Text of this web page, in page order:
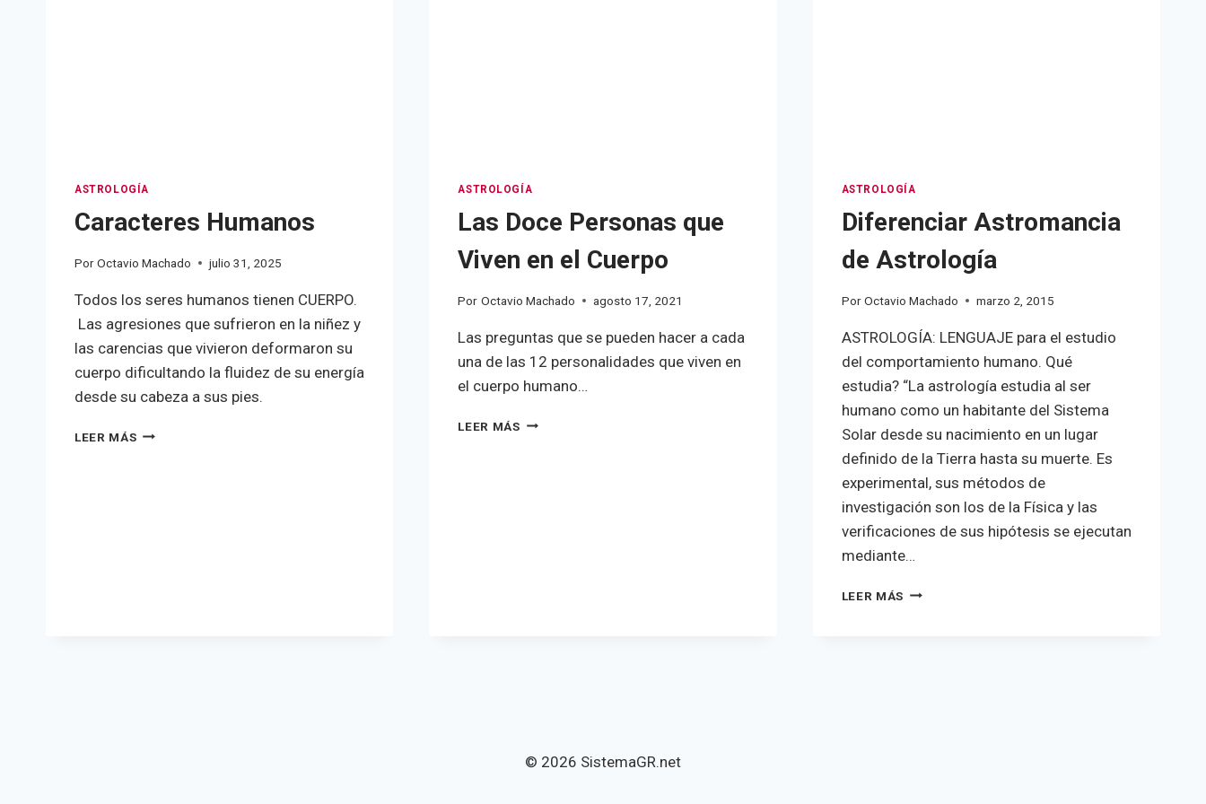
ASTROLOGÍA
Caracteres Humanos
PorOctavio Machado julio 31, 2025
Todos los seres humanos tienen CUERPO.
Las agresiones que sufrieron en la niñez y
las carencias que vivieron deformaron su
cuerpo dificultando la fluidez de su energía
desde su cabeza a sus pies.
LEER MÁSCARACTERES
ASTROLOGÍA
Las Doce Personas que
Viven en el Cuerpo
Por Octavio Machado agosto 17, 2021
Las preguntas que se pueden hacer a cada
una de las 12 personalidades que viven en
el cuerpo humano…
LEER MÁSLAS
ASTROLOGÍA
Diferenciar Astromancia
de Astrología
Por Octavio Machado marzo 2, 2015
ASTROLOGÍA: LENGUAJE para el estudio
del comportamiento humano. Qué
estudia? “La astrología estudia al ser
humano como un habitante del Sistema
Solar desde su nacimiento en un lugar
definido de la Tierra hasta su muerte. Es
experimental, sus métodos de
investigación son los de la Física y las
verificaciones de sus hipótesis se ejecutan
mediante…
LEER MÁS DIFERENCIAR
© 2026 SistemaGR.net